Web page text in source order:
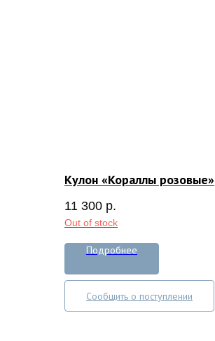
Кулон «Кораллы розовые»
11 300 р.
Out of stock
Подробнее
Сообщить о поступлении